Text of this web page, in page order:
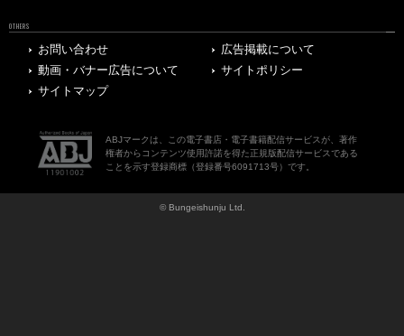
OTHERS
お問い合わせ
広告掲載について
動画・バナー広告について
サイトポリシー
サイトマップ
ABJマークは、この電子書店・電子書籍配信サービスが、著作
権者からコンテンツ使用許諾を得た正規版配信サービスである
ことを示す登録商標（登録番号6091713号）です。
© Bungeishunju Ltd.